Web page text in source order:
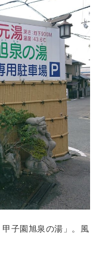
子園旭泉の湯」。風